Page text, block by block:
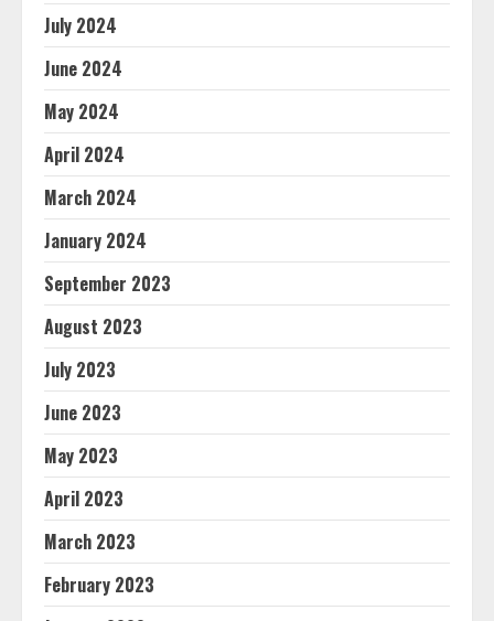
July 2024
June 2024
May 2024
April 2024
March 2024
January 2024
September 2023
August 2023
July 2023
June 2023
May 2023
April 2023
March 2023
February 2023